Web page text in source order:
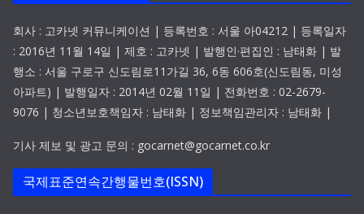
회사 : 고카넷 커뮤니케이션 | 등록번호 : 서울 아04212 | 등록일자
: 2016년 11월 14일 | 제호 : 고카넷 | 발행인·편집인 : 남태화 | 발
행소 : 서울 구로구 신도림로11가길 36, 6동 606호(신도림동, 미성
아파트) | 발행일자 : 2014년 02월 11일 | 전화번호 : 02-2679-
9076 | 청소년보호책임자 : 남태화 | 정보책임관리자 : 남태화 |
기사 제보 및 광고 문의 : gocarnet@gocarnet.co.kr
국제표준연속간행물번호(ISSN)